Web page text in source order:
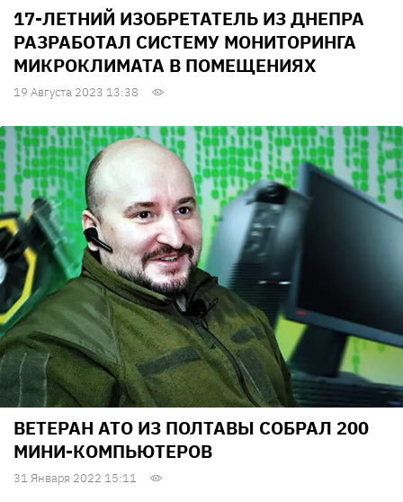
17-ЛЕТНИЙ ИЗОБРЕТАТЕЛЬ ИЗ ДНЕПРА
РАЗРАБОТАЛ СИСТЕМУ МОНИТОРИНГА
МИКРОКЛИМАТА В ПОМЕЩЕНИЯХ
19 Августа 2023 13:38
ВЕТЕРАН АТО ИЗ ПОЛТАВЫ СОБРАЛ 200
МИНИ-КОМПЬЮТЕРОВ
31 Января 2022 15:11